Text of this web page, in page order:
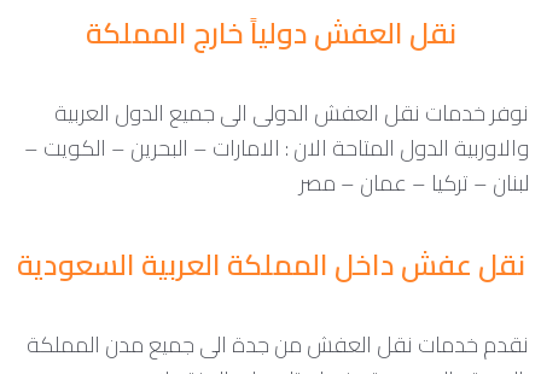
نقل العفش دولياً خارج المملكة
نوفر خدمات نقل العفش الدولى الى جميع الدول العربية
والاوربية الدول المتاحة الان : الامارات – البحرين – الكويت –
لبنان – تركيا – عمان – مصر
نقل عفش داخل المملكة العربية السعودية
نقدم خدمات نقل العفش من جدة الى جميع مدن المملكة